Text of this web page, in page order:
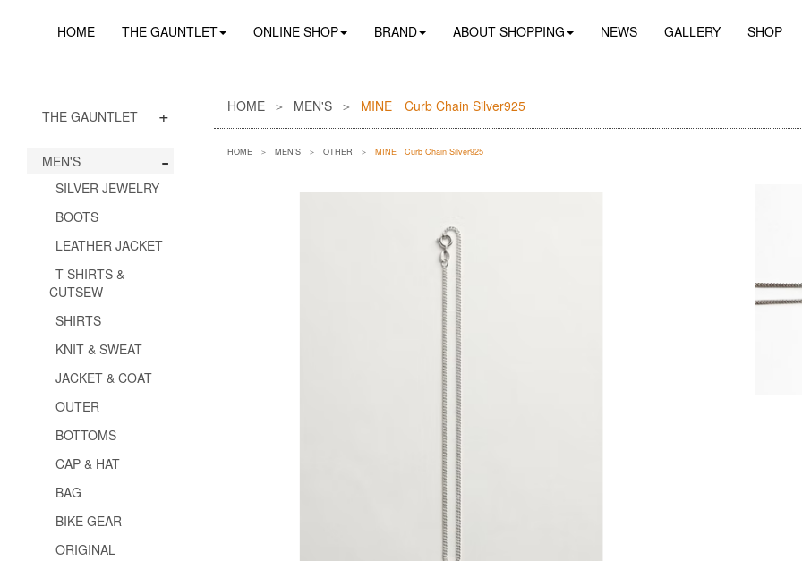
HOME THE GAUNTLET ONLINE SHOP BRAND ABOUT SHOPPING NEWS GALLERY SHOP
HOME MEN'S MINE Curb Chain Silver925
HOME MEN'S OTHER MINE Curb Chain Silver925
THE GAUNTLET +
MEN'S
SILVER JEWELRY
BOOTS
LEATHER JACKET
T-SHIRTS &
CUTSEW
SHIRTS
KNIT & SWEAT
JACKET & COAT
OUTER
BOTTOMS
CAP & HAT
BAG
BIKE GEAR
ORIGINAL
-